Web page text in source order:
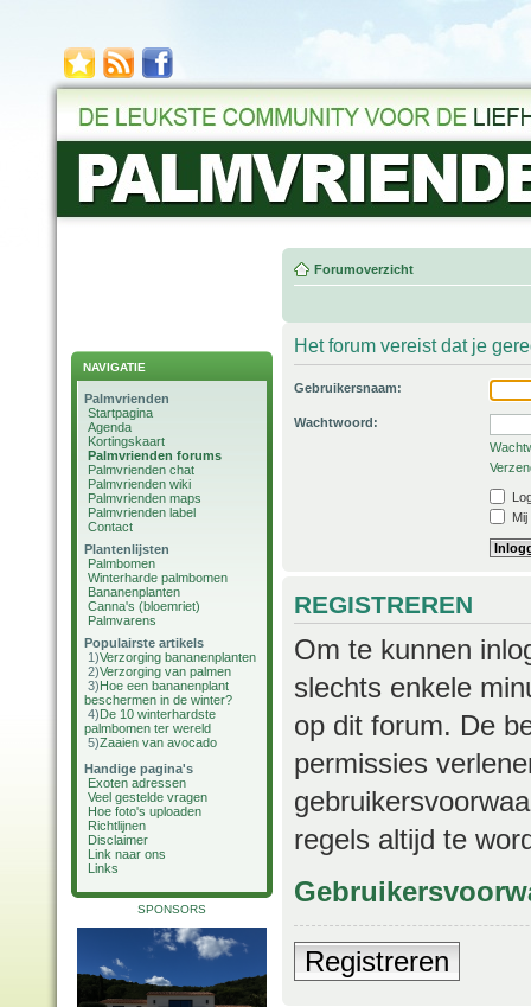
NAVIGATIE
Palmvrienden
Startpagina
Agenda
Kortingskaart
Palmvrienden forums
Palmvrienden chat
Palmvrienden wiki
Palmvrienden maps
Palmvrienden label
Contact
Plantenlijsten
Palmbomen
Winterharde palmbomen
Bananenplanten
Canna's (bloemriet)
Palmvarens
Populairste artikels
1)Verzorging bananenplanten
2)Verzorging van palmen
3)Hoe een bananenplant
beschermen in de winter?
4)De 10 winterhardste
palmbomen ter wereld
5)Zaaien van avocado
Handige pagina's
Exoten adressen
Veel gestelde vragen
Hoe foto's uploaden
Richtlijnen
Disclaimer
Link naar ons
Links
SPONSORS
Forumoverzicht
Het forum vereist dat je
Gebruikersnaam:
Wachtwoord:
REGISTREREN
Om te kunnen
slechts enkele
op dit forum. De
permissies
regels altijd te
Registreren